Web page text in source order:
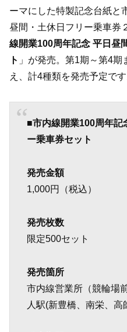
ーマにした特製記念台紙と
昼間・土休日フリー乗車券
線開業100周年記念 平日昼
ト 」が発売。第1期～第4
え、計4種類を発売予定です
■市内線開業100周年記
ー乗車券セット
発売金額
1,000円（税込）
発売枚数
限定500セット
発売箇所
市内線営業所（競輪場
人駅(新豊橋、南栄、